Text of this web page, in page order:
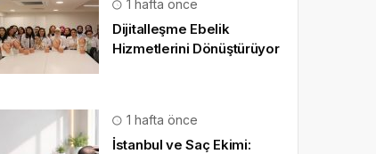
1 hafta önce
Dijitalleşme Ebelik
Hizmetlerini Dönüştürüyor
1 hafta önce
İstanbul ve Saç Ekimi: